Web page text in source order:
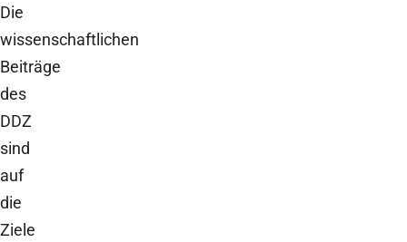
Die
wissenschaftlichen
Beiträge
des
DDZ
sind
auf
die
Ziele